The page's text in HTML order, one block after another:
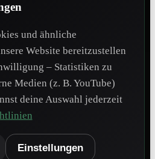
und ähnliche
Website bereitzustellen
– Statistiken zu
Medien (z. B. YouTube)
deine Auswahl jederzeit
Einstellungen